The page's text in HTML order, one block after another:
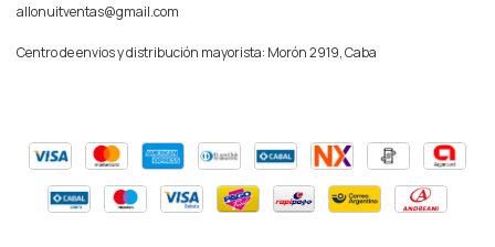
allonuitventas@gmail.com
Centro de envios y distribución mayorista: Morón 2919, Caba